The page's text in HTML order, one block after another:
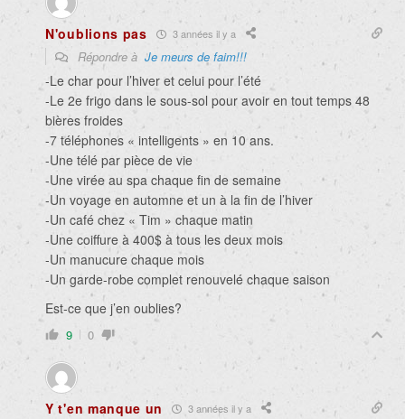
N'oublions pas 3 années il y a
Répondre à Je meurs de faim!!!
-Le char pour l’hiver et celui pour l’été
-Le 2e frigo dans le sous-sol pour avoir en tout temps 48
bières froides
-7 téléphones « intelligents » en 10 ans.
-Une télé par pièce de vie
-Une virée au spa chaque fin de semaine
-Un voyage en automne et un à la fin de l’hiver
-Un café chez « Tim » chaque matin
-Une coiffure à 400$ à tous les deux mois
-Un manucure chaque mois
-Un garde-robe complet renouvelé chaque saison
Est-ce que j’en oublies?
9 0
Y t'en manque un 3 années il y a